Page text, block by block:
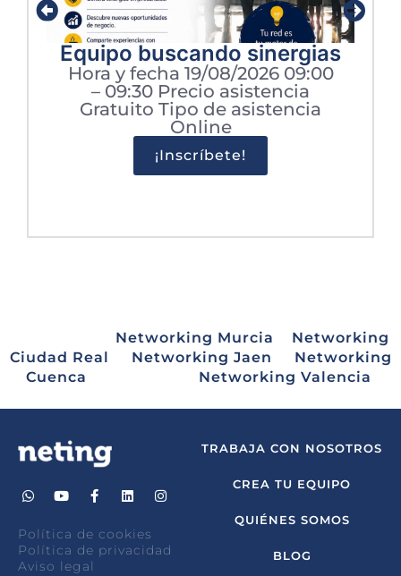
Equipo buscando sinergias
Hora y fecha 19/08/2026 09:00
– 09:30 Precio asistencia
Gratuito Tipo de asistencia
Online
¡Inscríbete!
Networking Murcia
Networking
Ciudad Real
Networking Jaen
Networking
Cuenca
Networking Valencia
Política de cookies
Política de privacidad
Aviso legal
TRABAJA CON NOSOTROS
CREA TU EQUIPO
QUIÉNES SOMOS
BLOG